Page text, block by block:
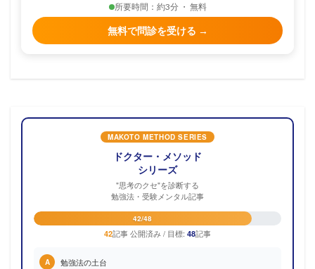
所要時間：約3分 ・ 無料
無料で問診を受ける →
MAKOTO METHOD SERIES
ドクター・メソッド
シリーズ
"思考のクセ"を診断する
勉強法・受験メンタル記事
42/48
42記事 公開済み / 目標: 48記事
A 勉強法の土台